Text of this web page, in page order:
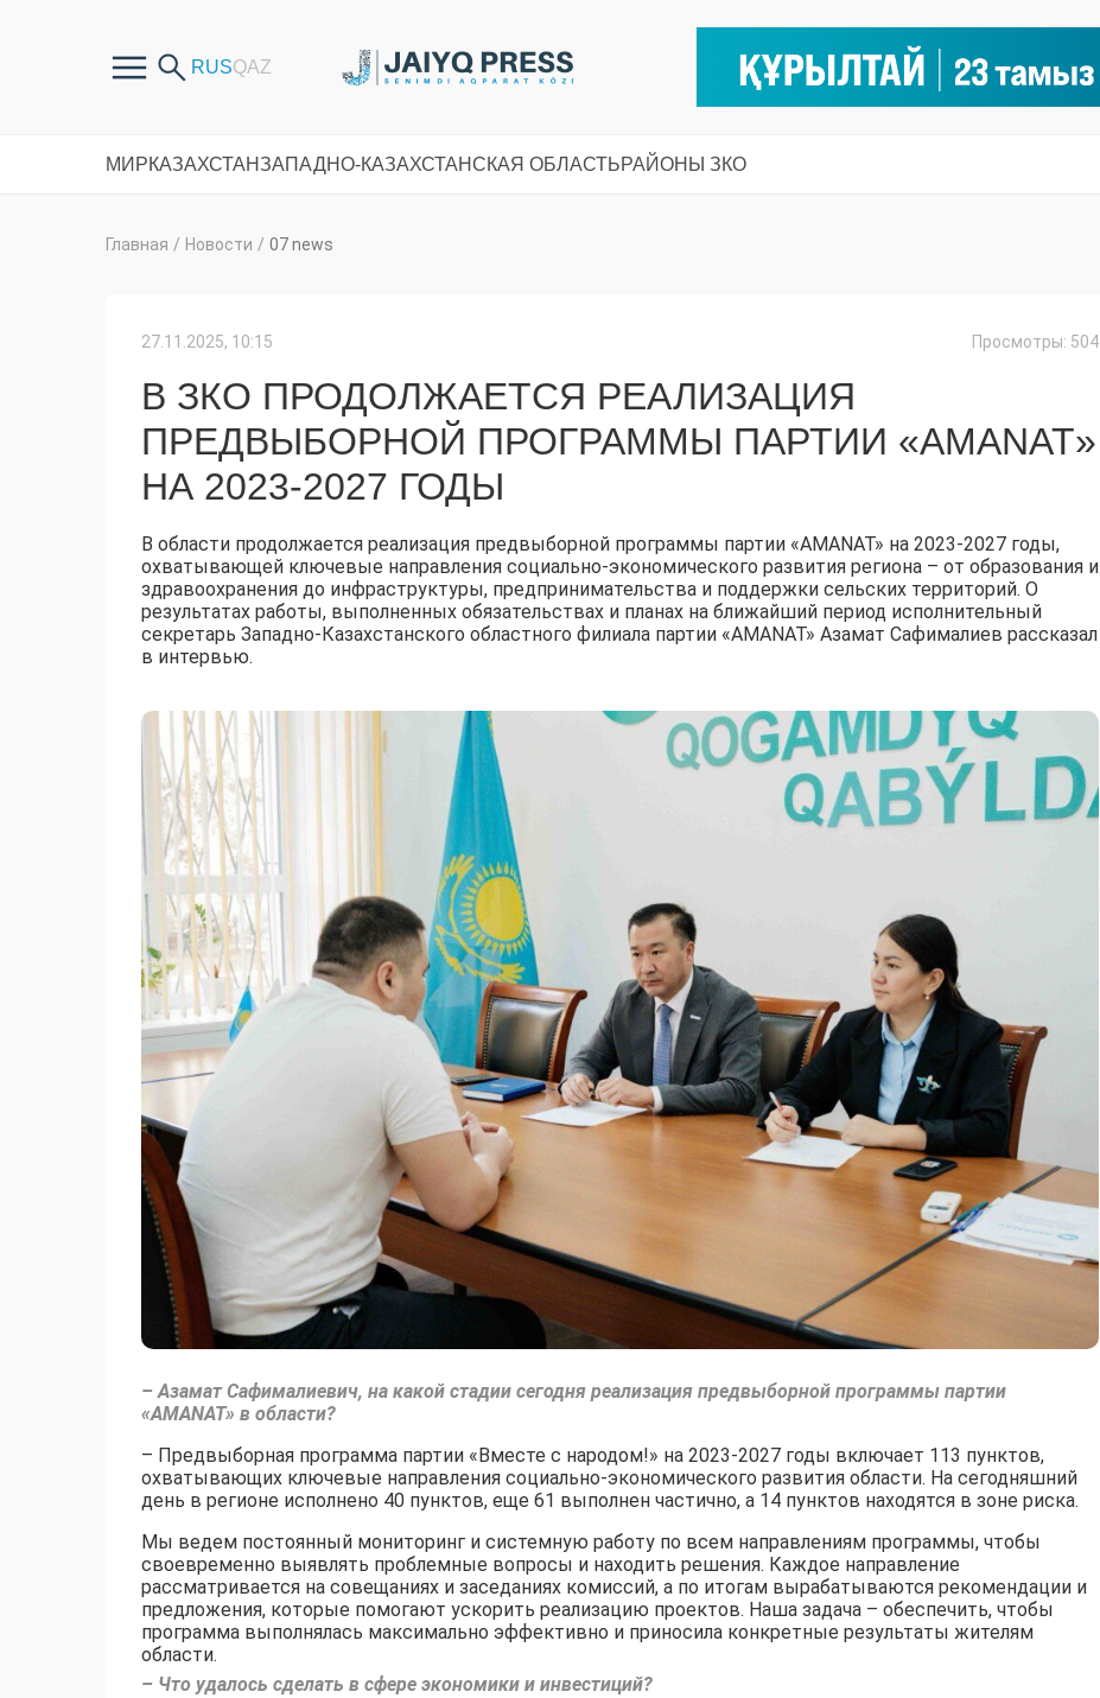
МИРКАЗАХСТАНЗАПАДНО-КАЗАХСТАНСКАЯ ОБЛАСТЬРАЙОНЫ ЗКО
Главная / Новости / 07 news
27.11.2025, 10:15 Просмотры: 504
В ЗКО ПРОДОЛЖАЕТСЯ РЕАЛИЗАЦИЯ
ПРЕДВЫБОРНОЙ ПРОГРАММЫ ПАРТИИ «AMANAT»
НА 2023-2027 ГОДЫ
В области продолжается реализация предвыборной программы партии «AMANAT» на 2023-2027 годы,
охватывающей ключевые направления социально-экономического развития региона – от образования и
здравоохранения до инфраструктуры, предпринимательства и поддержки сельских территорий. О
результатах работы, выполненных обязательствах и планах на ближайший период исполнительный
секретарь Западно-Казахстанского областного филиала партии «AMANAT» Азамат Сафималиев рассказал
в интервью.
– Азамат Сафималиевич, на какой стадии сегодня реализация предвыборной программы партии
«AMANAT» в области?
– Предвыборная программа партии «Вместе с народом!» на 2023-2027 годы включает 113 пунктов,
охватывающих ключевые направления социально-экономического развития области. На сегодняшний
день в регионе исполнено 40 пунктов, еще 61 выполнен частично, а 14 пунктов находятся в зоне риска.
Мы ведем постоянный мониторинг и системную работу по всем направлениям программы, чтобы
своевременно выявлять проблемные вопросы и находить решения. Каждое направление
рассматривается на совещаниях и заседаниях комиссий, а по итогам вырабатываются рекомендации и
предложения, которые помогают ускорить реализацию проектов. Наша задача – обеспечить, чтобы
программа выполнялась максимально эффективно и приносила конкретные результаты жителям
области.
– Что удалось сделать в сфере экономики и инвестиций?